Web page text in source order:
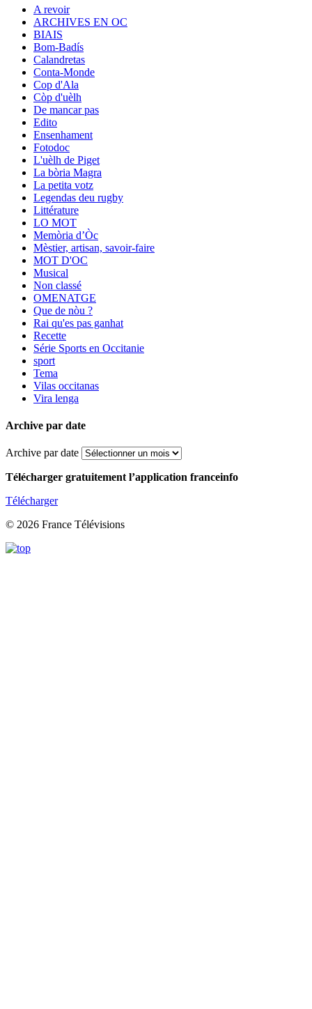
A revoir
ARCHIVES EN OC
BIAIS
Bom-Badís
Calandretas
Conta-Monde
Cop d'Ala
Còp d'uèlh
De mancar pas
Edito
Ensenhament
Fotodoc
L'uèlh de Piget
La bòria Magra
La petita votz
Legendas deu rugby
Littérature
LO MOT
Memòria d’Òc
Mèstier, artisan, savoir-faire
MOT D'OC
Musical
Non classé
OMENATGE
Que de nòu ?
Rai qu'es pas ganhat
Recette
Série Sports en Occitanie
sport
Tema
Vilas occitanas
Vira lenga
Archive par date
Archive par date
Télécharger gratuitement l’application franceinfo
Télécharger
© 2026 France Télévisions